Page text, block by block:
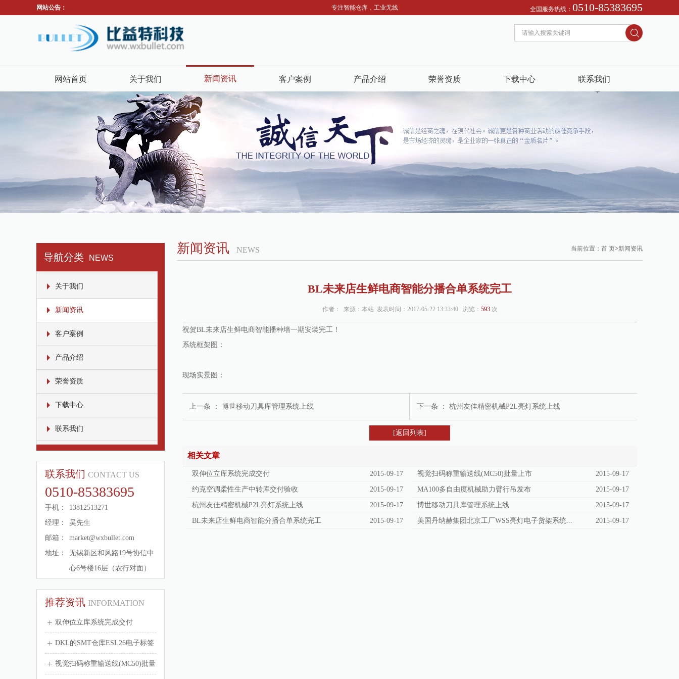
网站公告： 专注智能仓库，工业无线，智能照明，服务热线：13812513271 我们恭迎您的来电！ 诚信为本：市场在变，诚信永远不变...
全国服务热线： 0510-85383695
网站首页 关于我们 新闻资讯 客户案例 产品介绍 荣誉资质 下载中心 联系我们
导航分类 NEWS
关于我们
新闻资讯
客户案例
产品介绍
荣誉资质
下载中心
联系我们
联系我们 CONTACT US
0510-85383695
手机：
13812513271
经理：
吴先生
邮箱：
market@wxbullet.com
地址：
无锡新区和风路19号协信中
心6号楼16层（农行对面）
推荐资讯 INFORMATION
双伸位立库系统完成交付
DKL的SMT仓库ESL26电子标签
的应...
视觉扫码称重输送线(MC50)批量
新闻资讯 NEWS 当前位置： 首 页>新闻资讯
BL未来店生鲜电商智能分播合单系统完工
作者： 来源：本站 发表时间：2017-05-22 13:33:40 浏览： 593 次
祝贺BL未来店生鲜电商智能播种墙一期安装完工！
系统框架图：
现场实景图：
上一条 ： 博世移动刀具库管理系统上线 下一条 ： 杭州友佳精密机械P2L亮灯系统上线
[返回列表]
相关文章
双伸位立库系统完成交付 2015-09-17 视觉扫码称重输送线(MC50)批量上市 2015-09-17
约克空调柔性生产中转库交付验收 2015-09-17 MA100多自由度机械助力臂行吊发布 2015-09-17
杭州友佳精密机械P2L亮灯系统上线 2015-09-17 博世移动刀具库管理系统上线 2015-09-17
BL未来店生鲜电商智能分播合单系统完工 2015-09-17 美国丹纳赫集团北京工厂WSS亮灯电子货架系统... 2015-09-17